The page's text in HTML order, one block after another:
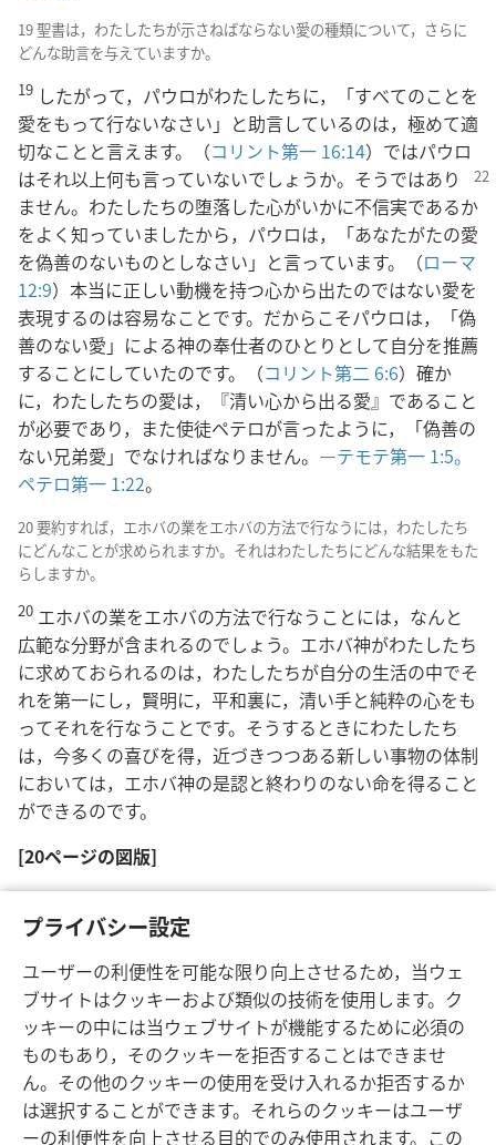
プライバシー設定
ユーザーの利便性を可能な限り向上させるため，当ウェ
ブサイトはクッキーおよび類似の技術を使用します。ク
ッキーの中には当ウェブサイトが機能するために必須の
ものもあり，そのクッキーを拒否することはできませ
ん。その他のクッキーの使用を受け入れるか拒否するか
は選択することができます。それらのクッキーはユーザ
ーの利便性を向上させる目的でのみ使用されます。この
19 聖書は，わたしたちが示さねばならない愛の種類について，さらに
どんな助言を与えていますか。
19 したがって，パウロがわたしたちに，「すべてのことを
愛をもって行ないなさい」と助言しているのは，極めて適
切なことと言えます。（コリント第一 16:14）ではパウロ
はそれ以上何も言っていないでしょうか。そうではあり
ません。わたしたちの堕落した心がいかに不信実であるか
をよく知っていましたから，パウロは，「あなたがたの愛
を偽善のないものとしなさい」と言っています。（ローマ
12:9）本当に正しい動機を持つ心から出たのではない愛を
表現するのは容易なことです。だからこそパウロは，「偽
善のない愛」による神の奉仕者のひとりとして自分を推薦
することにしていたのです。（コリント第二 6:6）確か
に，わたしたちの愛は，『清い心から出る愛』であること
が必要であり，また使徒ペテロが言ったように，「偽善の
ない兄弟愛」でなければなりません。―テモテ第一 1:5。
ペテロ第一 1:22。
20 要約すれば，エホバの業をエホバの方法で行なうには，わたしたち
にどんなことが求められますか。それはわたしたちにどんな結果をもた
らしますか。
20 エホバの業をエホバの方法で行なうことには，なんと
広範な分野が含まれるのでしょう。エホバ神がわたしたち
に求めておられるのは，わたしたちが自分の生活の中でそ
れを第一にし，賢明に，平和裏に，清い手と純粋の心をも
ってそれを行なうことです。そうするときにわたしたち
は，今多くの喜びを得，近づきつつある新しい事物の体制
においては，エホバ神の是認と終わりのない命を得ること
ができるのです。
[20ページの図版]
こもった奉仕を神に対して行なうことは，現在でも，また
将来においても多くの喜びがある
日本語 シェアする 設定
Copyright
© 2026 Watch Tower Bible and Tract Society of Pennsylvania